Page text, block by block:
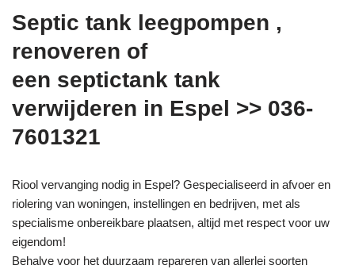
Septic tank leegpompen ,
renoveren of
een septictank tank
verwijderen in Espel >> 036-
7601321
Riool vervanging nodig in Espel? Gespecialiseerd in afvoer en
riolering van woningen, instellingen en bedrijven, met als
specialisme onbereikbare plaatsen, altijd met respect voor uw
eigendom!
Behalve voor het duurzaam repareren van allerlei soorten